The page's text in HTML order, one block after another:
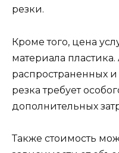
резки.
Кроме того, цена
материала
распространенных
резка требует
дополнительных
Также стоимость